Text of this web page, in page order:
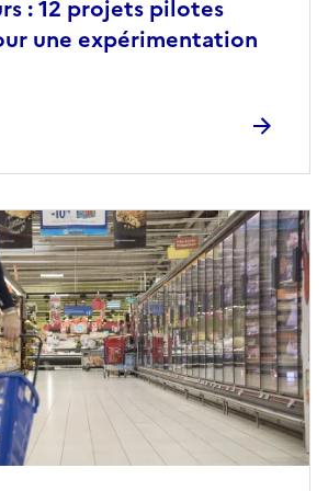
: 12 projets pilotes
une expérimentation